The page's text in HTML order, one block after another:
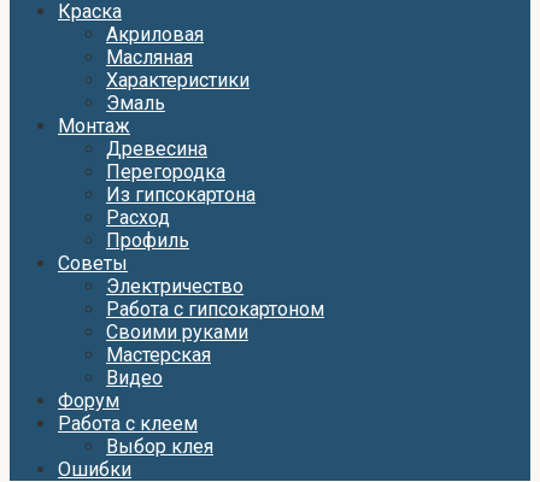
Краска
Акриловая
Масляная
Характеристики
Эмаль
Монтаж
Древесина
Перегородка
Из гипсокартона
Расход
Профиль
Советы
Электричество
Работа с гипсокартоном
Своими руками
Мастерская
Видео
Форум
Работа с клеем
Выбор клея
Ошибки